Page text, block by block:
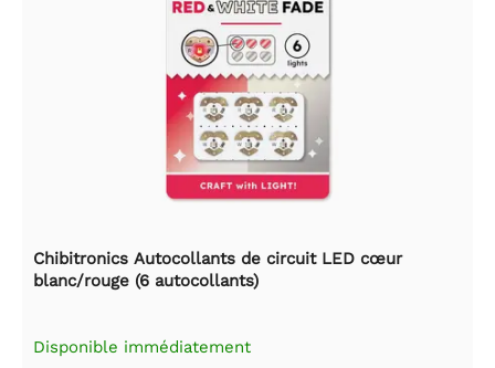
Chibitronics Autocollants de circuit LED cœur
blanc/rouge (6 autocollants)
Disponible immédiatement